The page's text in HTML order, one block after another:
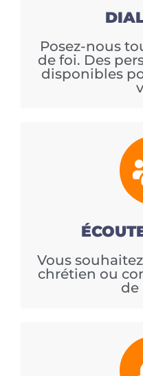
Posez-nous
de foi. Des
disponibles
Vous
chrétien ou
de